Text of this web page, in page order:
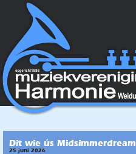
Dit wie ús Midsimmerdream
25 juni 2026